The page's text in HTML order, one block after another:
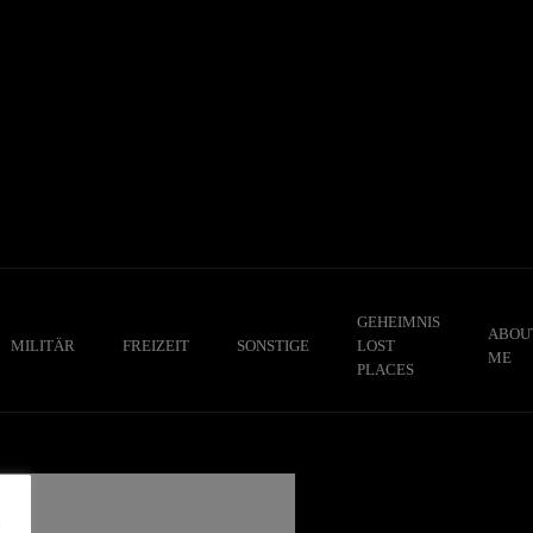
MILITÄR FREIZEIT SONSTIGE
GEHEIMNIS
LOST
PLACES
ME